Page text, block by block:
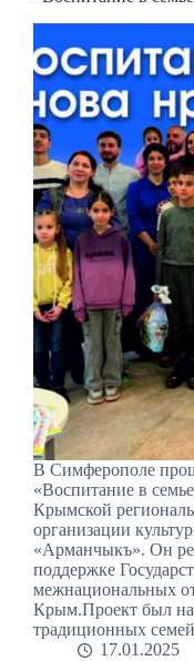
В Симферополе
«Воспитание в
Крымской
организации
«Арманчыкъ». Он
поддержке
межнациональных
Крым.Проект был
традиционных
17.01.2025